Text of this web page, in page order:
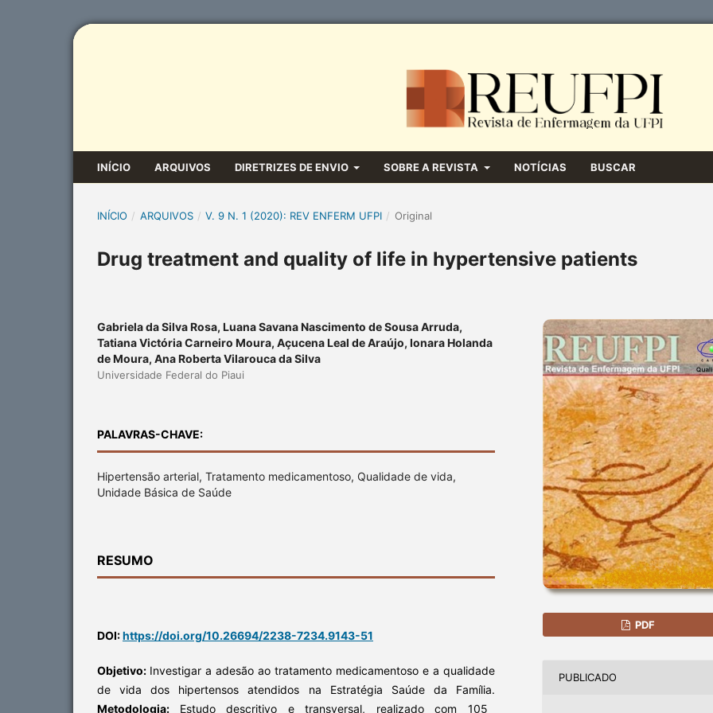
INÍCIO ARQUIVOS DIRETRIZES DE ENVIO SOBRE A REVISTA NOTÍCIAS BUSCAR
INÍCIO / ARQUIVOS / V. 9 N. 1 (2020): REV ENFERM UFPI / Original
Drug treatment and quality of life in hypertensive patients
Gabriela da Silva Rosa, Luana Savana Nascimento de Sousa Arruda,
Tatiana Victória Carneiro Moura, Açucena Leal de Araújo, Ionara Holanda
de Moura, Ana Roberta Vilarouca da Silva
Universidade Federal do Piaui
PALAVRAS-CHAVE:
Hipertensão arterial, Tratamento medicamentoso, Qualidade de vida,
Unidade Básica de Saúde
RESUMO
DOI:https://doi.org/10.26694/2238-7234.9143-51
Objetivo: Investigar a adesão ao tratamento medicamentoso e a qualidade
de vida dos hipertensos atendidos na Estratégia Saúde da Família.
Metodologia: Estudo descritivo e transversal, realizado com 105
PDF
PUBLICADO